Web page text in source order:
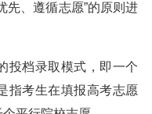
先、遵循志愿”的原则进
投档录取模式，即一个
指考生在填报高考志愿